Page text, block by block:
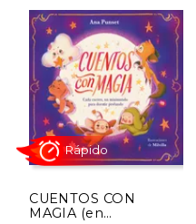
CUENTOS CON
MAGIA (en